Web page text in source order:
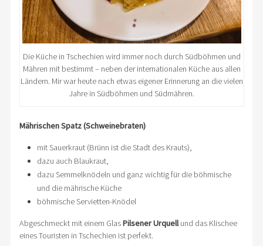
Die Küche in Tschechien wird immer noch durch Südböhmen und
Mähren mit bestimmt – neben der internationalen Küche aus allen
Ländern. Mir war heute nach etwas eigener Erinnerung an die vielen
Jahre in Südböhmen und Südmähren.
Mährischen Spatz (Schweinebraten)
mit Sauerkraut (Brünn ist die Stadt des Krauts),
dazu auch Blaukraut,
dazu Semmelknödeln und ganz wichtig für die böhmische
und die mährische Küche
böhmische Servietten-Knödel
Abgeschmeckt mit einem GlasPilsenerUrquellund das Klischee
eines Touristen in Tschechien ist perfekt.